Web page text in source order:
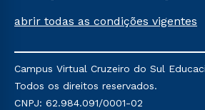
Já para as demais, a taxa de
mencionadas são referentes aos
Religioso, Geografia para a
do Ensino de História: Questões
abrir todas as condições vigentes
Campus Virtual Cruzeiro do Sul
Todos os direitos reservados.
CNPJ: 62.984.091/0001-02